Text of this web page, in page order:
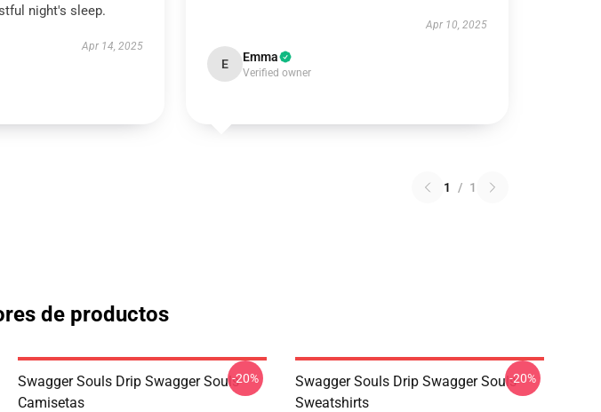
night's sleep.
Apr 14, 2025
Apr 10, 2025
E Emma
Verified owner
1 / 1
de productos
Swagger Souls Drip Swagger Souls
Camisetas
-20%
Swagger Souls Drip Swagger Souls
Sweatshirts
-20%